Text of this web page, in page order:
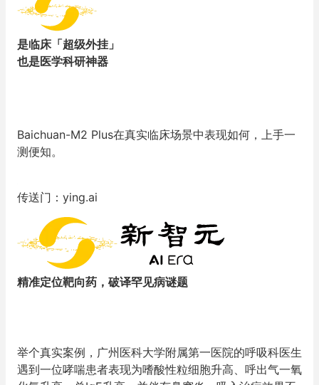
是临床「超级外挂」
也是医学科研神器
Baichuan-M2 Plus在真实临床场景中表现如何，上手一
测便知。
传送门：ying.ai
精准定位靶向药，破译罕见病谜题
举个真实案例，广州医科大学附属第一医院的呼吸科医生
遇到一位哮喘患者表现为嗜酸性粒细胞升高、呼出气一氧